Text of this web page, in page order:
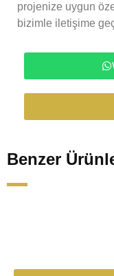
projenize uygun
bizimle iletişime
Benzer